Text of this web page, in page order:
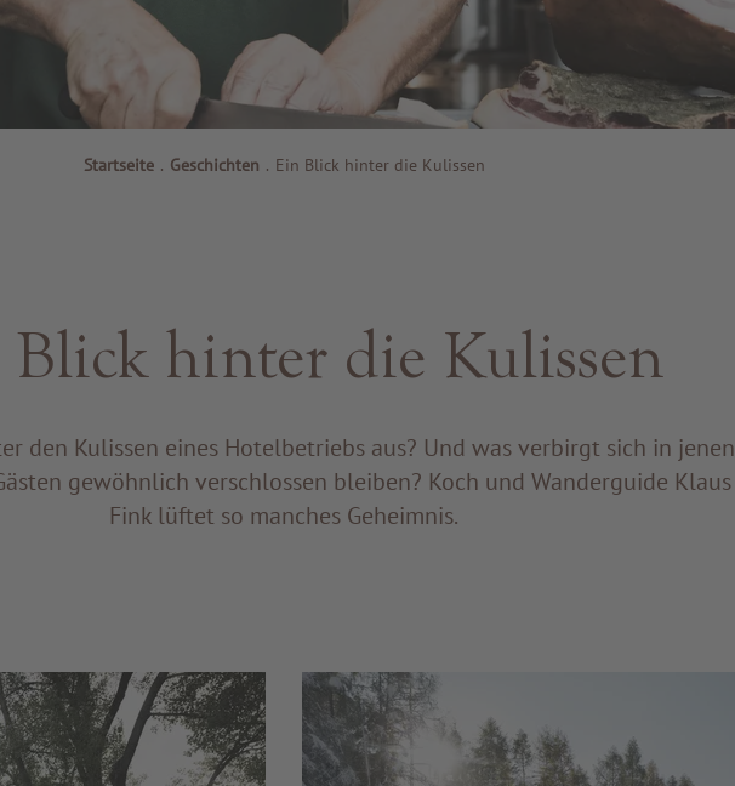
Startseite . Geschichten . Ein Blick hinter die Kulissen
hinter die Kulissen
den Kulissen eines Hotelbetriebs aus? Und was verbirgt sich in jenen
gewöhnlich verschlossen bleiben? Koch und Wanderguide Klaus
Fink lüftet so manches Geheimnis.